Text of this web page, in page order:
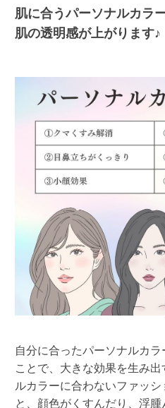
肌に合うパーソナルカラ
肌の透明感が上がります♪
自分に合ったパーソナルカ
ことで、大きな効果を生み
ルカラーに合わないファッ
と、顔色がくすんだり、浮